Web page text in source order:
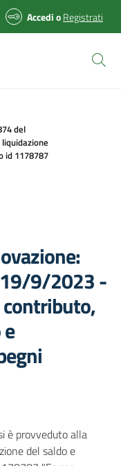
AccedioRegistrati
del
id 1178787
19/9/2023 -
è provveduto alla
del saldo e